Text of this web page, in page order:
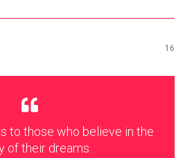
16
to those who believe in the
of their dreams.